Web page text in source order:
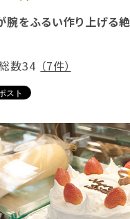
腕をふるい作り上げる
数34 （7件）